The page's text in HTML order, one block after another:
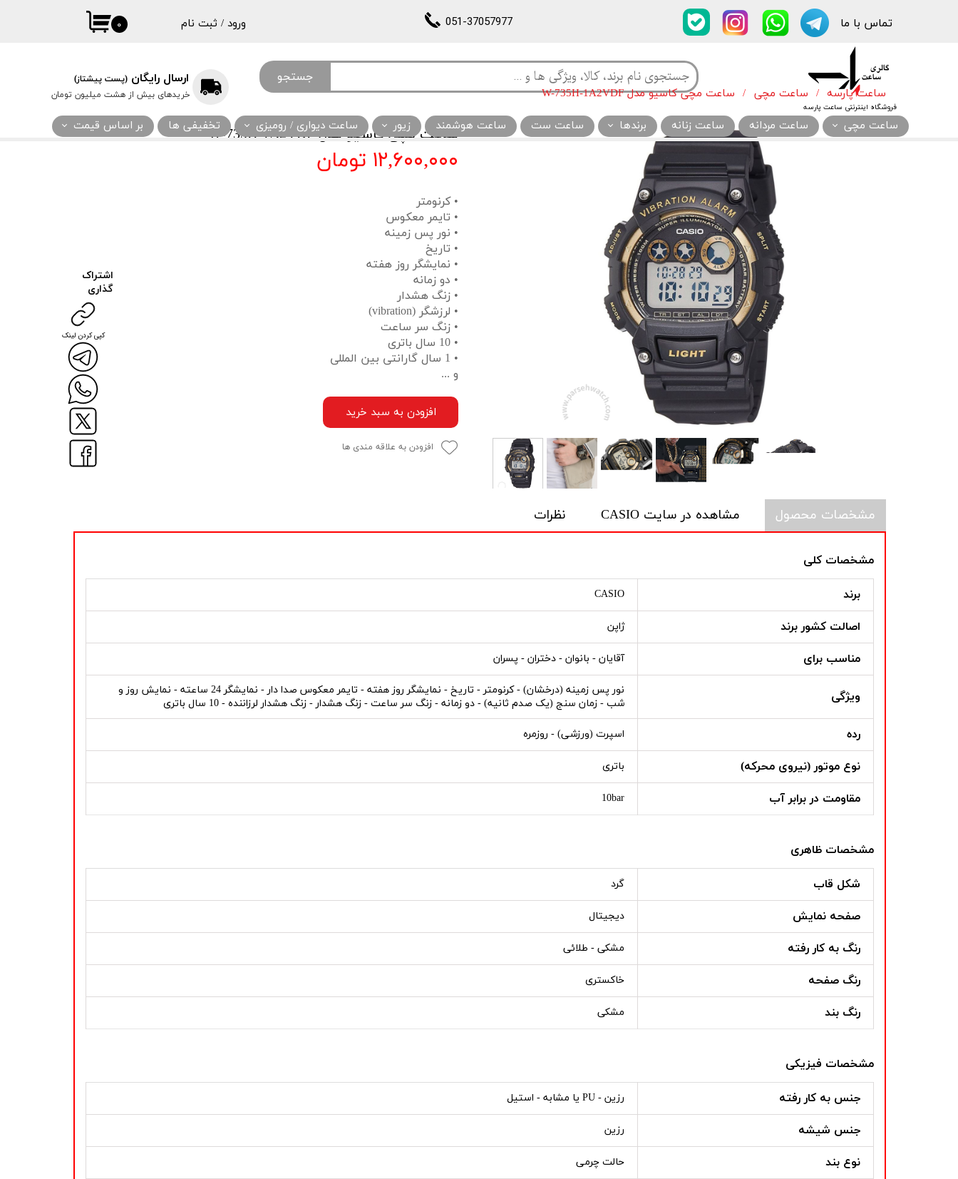
جستجو
۰ ورود / ثبت نام
تغییر گذر واژه
سفارشات
خروج از حساب
051-37057977 تماس با ما​​​​​​​
ساعت مچی ساعت مردانه ساعت زنانه برندها ساعت ست ساعت هوشمند زیور ساعت دیواری / رومیزی تخفیفی ها بر اساس قیمت
ارسال رایگان (پست پیشتاز)
خریدهای بیش از هشت میلیون تومان
فروشگاه اینترنتی ساعت پارسه
ساعت پارسه ساعت مچی ساعت مچی کاسیو مدل W-735H-1A2VDF
ساعت مچی کاسیو مدل W-735H-1A2VDF
۱۲,۶۰۰,۰۰۰ تومان
• کرنومتر
• تایمر معکوس
• نور پس زمینه
• تاریخ
• نمایشگر روز هفته
• دو زمانه
• زنگ هشدار
• لرزشگر (vibration)
• زنگ سر ساعت
• 10 سال باتری
• 1 سال گارانتی بین المللی
و ...
افزودن به سبد خرید
افزودن به علاقه مندی ها
مشخصات محصول مشاهده در سایت CASIO نظرات
مشخصات کلی
برند CASIO
اصالت کشور برند ژاپن
مناسب برای آقایان - بانوان - دختران - پسران
ویژگی
نور پس زمینه (درخشان) - کرنومتر - تاریخ - نمایشگر روز هفته - تایمر معکوس صدا دار - نمایشگر 24 ساعته - نمایش روز و
شب - زمان سنج (یک صدم ثانیه) - دو زمانه - زنگ سر ساعت - زنگ هشدار - زنگ هشدار لرزاننده - 10 سال باتری
رده اسپرت (ورزشی) - روزمره
نوع موتور (نیروی محرکه) باتری
مقاومت در برابر آب 10bar
مشخصات ظاهری
شکل قاب گرد
صفحه نمایش دیجیتال
رنگ به کار رفته مشکی - طلائی
رنگ صفحه خاکستری
رنگ بند مشکی
مشخصات فیزیکی
جنس به کار رفته رزین - PU یا مشابه - استیل
جنس شیشه رزین
نوع بند حالت چرمی
اشتراک
گذاری
کپی کردن لینک